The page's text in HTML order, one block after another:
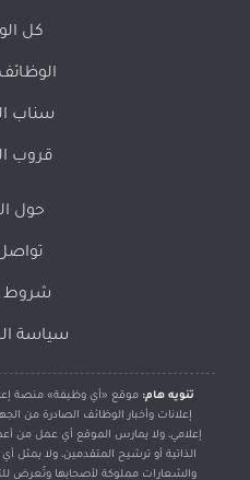
كل
سناب
قروب
حول
شروط
سياسة
تنويه هام: موقع «أي وظيفة» منصة
إعلانات وأخبار الوظائف الصادرة من
إعلامي، ولا يمارس الموقع أي عمل من
الذاتية أو ترشيح المتقدمين، ولا
والشعارات مملوكة لأصحابها وتُعرض